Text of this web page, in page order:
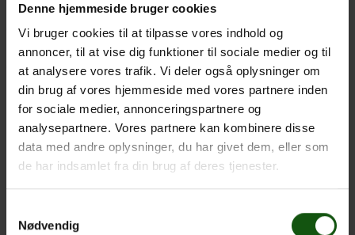
Denne hjemmeside bruger cookies
Vi bruger cookies til at tilpasse vores indhold og
annoncer, til at vise dig funktioner til sociale medier og til
at analysere vores trafik. Vi deler også oplysninger om
din brug af vores hjemmeside med vores partnere inden
for sociale medier, annonceringspartnere og
analysepartnere. Vores partnere kan kombinere disse
data med andre oplysninger, du har givet dem, eller som
de har indsamlet fra din brug af deres tjenester.
Nødvendig
rusmiddelpolitik.
Din gode adfærd omfatter også færdsel og parkering på
skolens område.
Du skal følge anvisninger fra skolens medarbejdere.
God adfærd
Egedal Gymnasium og HF er en skole, hvor ansatte og
elever omgås hinanden med respekt og omtanke og hvor
alle medvirker til at sikre en tryg og sund skolekultur.
Vi forventer, at alle elever på Egedal Gymnasium & HF har